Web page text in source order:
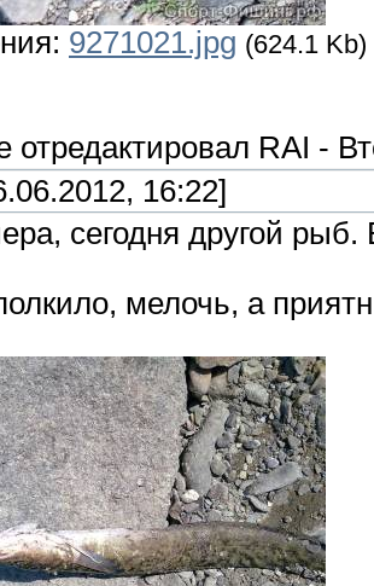
9271021.jpg (624.1 Kb)
RAI -
16:22]
сегодня другой
мелочь, а